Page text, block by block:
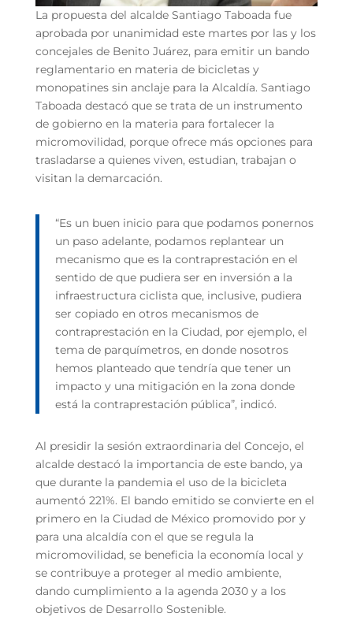
La propuesta del alcalde Santiago Taboada fue
aprobada por unanimidad este martes por las y los
concejales de Benito Juárez, para emitir un bando
reglamentario en materia de bicicletas y
monopatines sin anclaje para la Alcaldía. Santiago
Taboada destacó que se trata de un instrumento
de gobierno en la materia para fortalecer la
micromovilidad, porque ofrece más opciones para
trasladarse a quienes viven, estudian, trabajan o
visitan la demarcación.
“Es un buen inicio para que podamos ponernos
un paso adelante, podamos replantear un
mecanismo que es la contraprestación en el
sentido de que pudiera ser en inversión a la
infraestructura ciclista que, inclusive, pudiera
ser copiado en otros mecanismos de
contraprestación en la Ciudad, por ejemplo, el
tema de parquímetros, en donde nosotros
hemos planteado que tendría que tener un
impacto y una mitigación en la zona donde
está la contraprestación pública”, indicó.
Al presidir la sesión extraordinaria del Concejo, el
alcalde destacó la importancia de este bando, ya
que durante la pandemia el uso de la bicicleta
aumentó 221%. El bando emitido se convierte en el
primero en la Ciudad de México promovido por y
para una alcaldía con el que se regula la
micromovilidad, se beneficia la economía local y
se contribuye a proteger al medio ambiente,
dando cumplimiento a la agenda 2030 y a los
objetivos de Desarrollo Sostenible.